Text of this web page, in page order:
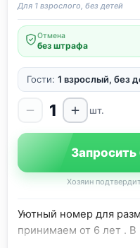
Для 1 взрослого, без детей
Отмена
без штрафа
Гости: 1 взрослый, без
1 шт.
Хозяин
Уютный номер для
принимаем от 6 лет .